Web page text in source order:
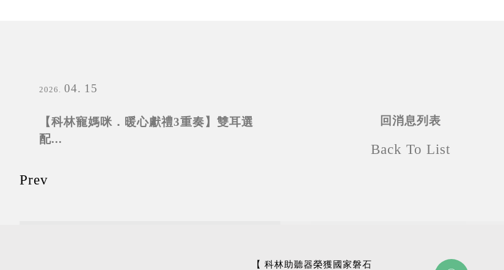
2026 04 15
【科林寵媽咪．暖心獻禮3重奏】雙耳選
配...
Prev
回消息列表
Back To List
【 科林助聽器榮獲國家磐石